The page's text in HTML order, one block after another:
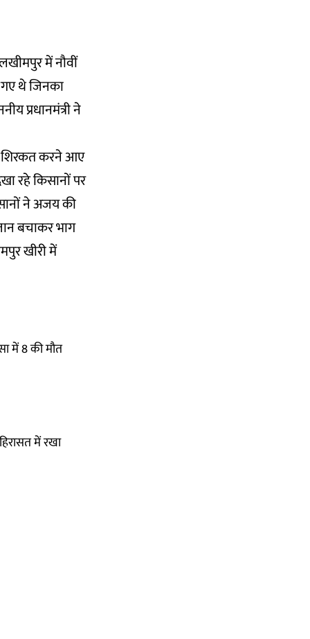
में नौवीं
थे जिनका
प्रधानमंत्री ने
शिरकत करने आए
रहे किसानों पर
ने अजय की
बचाकर भाग
खीरी में
में 8 की मौत
में रखा